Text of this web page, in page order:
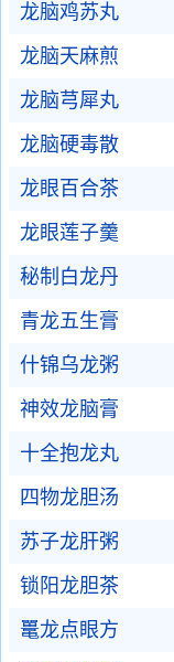
龙脑鸡苏丸
龙脑天麻煎
龙脑芎犀丸
龙脑硬毒散
龙眼百合茶
龙眼莲子羹
秘制白龙丹
青龙五生膏
什锦乌龙粥
神效龙脑膏
十全抱龙丸
四物龙胆汤
苏子龙肝粥
锁阳龙胆茶
鼍龙点眼方